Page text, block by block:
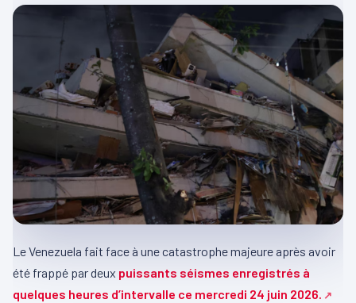
Le Venezuela fait face à une catastrophe majeure après avoir
été frappé par deux puissants séismes enregistrés à
quelques heures d’intervalle ce mercredi 24 juin 2026.